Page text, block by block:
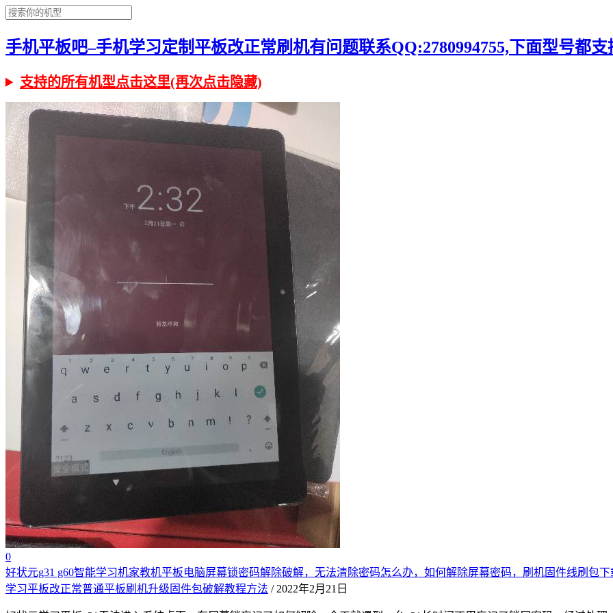
手机平板吧–手机学习定制平板改正常刷机有问题联系QQ:2780994755,下面型号都支
支持的所有机型点击这里(再次点击隐藏)
0
好状元g31 g60智能学习机家教机平板电脑屏幕锁密码解除破解，无法清除密码怎么办，如何解除屏幕密码，刷机固件线刷包下
学习平板改正常普通平板刷机升级固件包破解教程方法 / 2022年2月21日